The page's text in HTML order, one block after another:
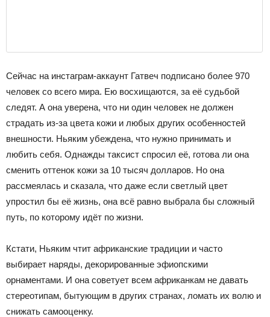
Сейчас на инстаграм-аккаунт Гатвеч подписано более 970
человек со всего мира. Ею восхищаются, за её судьбой
следят. А она уверена, что ни один человек не должен
страдать из-за цвета кожи и любых других особенностей
внешности. Ньяким убеждена, что нужно принимать и
любить себя. Однажды таксист спросил её, готова ли она
сменить оттенок кожи за 10 тысяч долларов. Но она
рассмеялась и сказала, что даже если светлый цвет
упростил бы её жизнь, она всё равно выбрала бы сложный
путь, по которому идёт по жизни.
Кстати, Ньяким чтит африканские традиции и часто
выбирает наряды, декорированные эфиопскими
орнаментами. И она советует всем африканкам не давать
стереотипам, бытующим в других странах, ломать их волю и
снижать самооценку.